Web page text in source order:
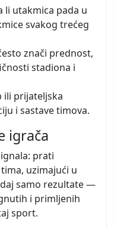
li utakmica pada u
svakog trećeg
znači prednost,
stadiona i
ili prijateljska
i sastave timova.
igrača
prati
uzimajući u
samo rezultate —
i primljenih
sport.